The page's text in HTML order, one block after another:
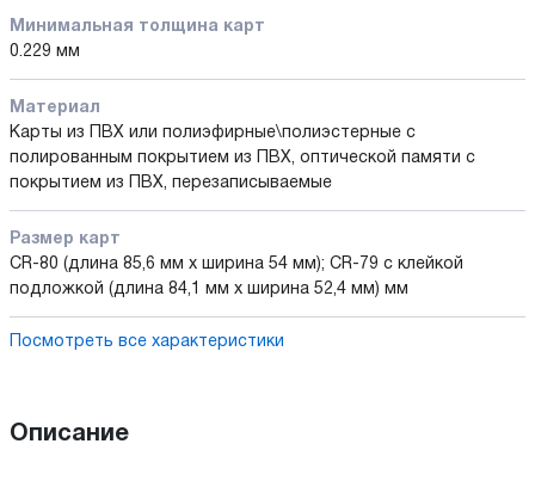
Минимальная толщина карт
0.229 мм
Материал
Карты из ПВХ или полиэфирные\полиэстерные с
полированным покрытием из ПВХ, оптической памяти с
покрытием из ПВХ, перезаписываемые
Размер карт
CR-80 (длина 85,6 мм x ширина 54 мм); CR-79 с клейкой
подложкой (длина 84,1 мм x ширина 52,4 мм) мм
Посмотреть все характеристики
Описание